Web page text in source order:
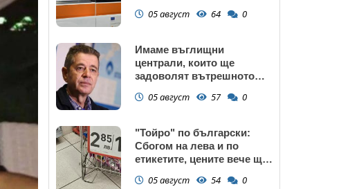
05 август 64 0
Имаме въглищни
централи, които ще
задоволят вътрешното
05 август 57 0
"Тойро" по български:
Сбогом на лева и по
етикетите, цените вече ще
05 август 54 0